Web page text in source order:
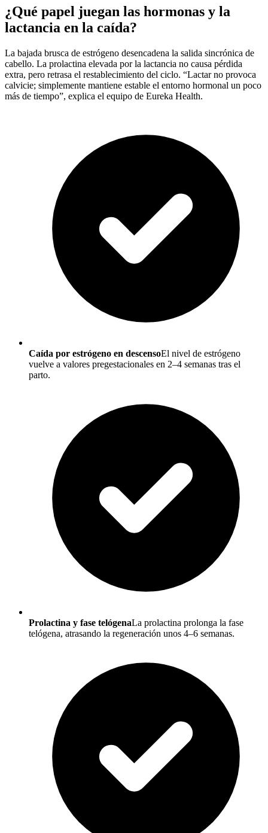
¿Qué papel juegan las hormonas y la
lactancia en la caída?
La bajada brusca de estrógeno desencadena la salida sincrónica de
cabello. La prolactina elevada por la lactancia no causa pérdida
extra, pero retrasa el restablecimiento del ciclo. “Lactar no provoca
calvicie; simplemente mantiene estable el entorno hormonal un poco
más de tiempo”, explica el equipo de Eureka Health.
Caída por estrógeno en descensoEl nivel de estrógeno
vuelve a valores pregestacionales en 2–4 semanas tras el
parto.
Prolactina y fase telógenaLa prolactina prolonga la fase
telógena, atrasando la regeneración unos 4–6 semanas.